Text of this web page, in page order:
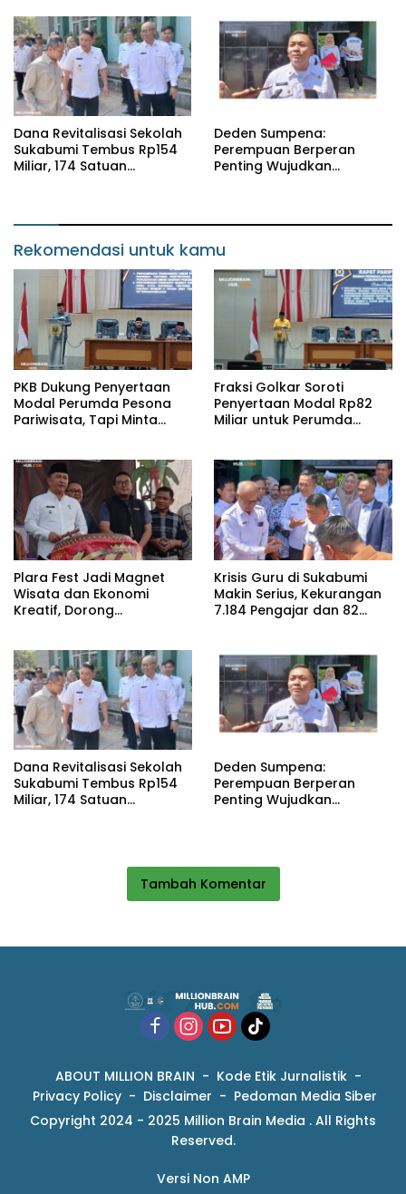
Dana Revitalisasi Sekolah
Sukabumi Tembus Rp154
Miliar, 174 Satuan
Deden Sumpena:
Perempuan Berperan
Penting Wujudkan
Rekomendasi untuk kamu
PKB Dukung Penyertaan
Modal Perumda Pesona
Pariwisata, Tapi Minta
Fraksi Golkar Soroti
Penyertaan Modal Rp82
Miliar untuk Perumda
Plara Fest Jadi Magnet
Wisata dan Ekonomi
Kreatif, Dorong
Krisis Guru di Sukabumi
Makin Serius, Kekurangan
7.184 Pengajar dan 82
Dana Revitalisasi Sekolah
Sukabumi Tembus Rp154
Miliar, 174 Satuan
Deden Sumpena:
Perempuan Berperan
Penting Wujudkan
Tambah Komentar
ABOUT MILLION BRAIN
Kode Etik Jurnalistik
Privacy Policy
Disclaimer
Pedoman Media Siber
Copyright 2024 - 2025 Million Brain Media . All Rights
Reserved.
Versi Non AMP